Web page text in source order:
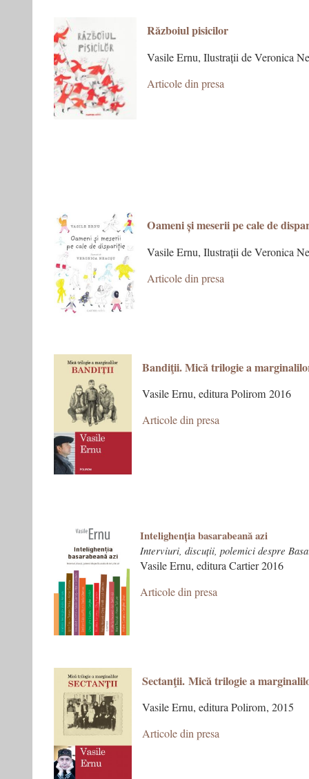
Războiul pisicilor
Vasile Ernu, Ilustrații de Veronica
Articole din presa
Oameni și meserii pe cale de
Vasile Ernu, Ilustrații de Veronica
Articole din presa
Bandiţii. Mică trilogie a
Vasile Ernu, editura Polirom 2016
Articole din presa
Intelighenția basarabeană azi
Interviuri, discuții, polemici despre
Vasile Ernu, editura Cartier 2016
Articole din presa
Sectanţii. Mică trilogie a
Vasile Ernu, editura Polirom, 2015
Articole din presa